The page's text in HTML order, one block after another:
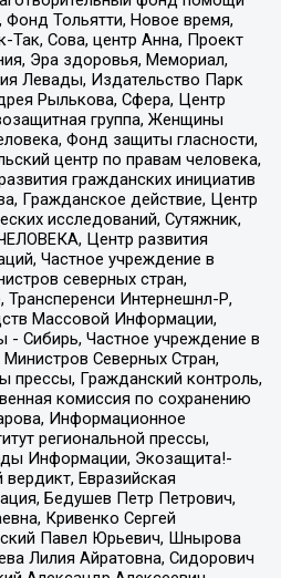
Тольятти, Новое время,
Так, Сова, центр Анна, Проект
Эра здоровья, Мемориал,
Левады, Издательство Парк
Рылькова, Сфера, Центр
группа, Женщины
Фонд защиты гласности,
центр по правам человека,
гражданских инициатив
Гражданское действие, Центр
исследований, Сутяжник,
Центр развития
Частное учреждение в
северных стран,
Трансперенси Интернешнл-Р,
Массовой Информации,
- Сибирь, Частное учреждение в
Северных Стран,
Гражданский контроль,
комиссия по сохранению
Информационное
региональной прессы,
Информации, Экозащита!-
Евразийская
Бедушев Петр Петрович,
Кривенко Сергей
Павел Юрьевич, Шнырова
Лилия Айратовна, Сидорович